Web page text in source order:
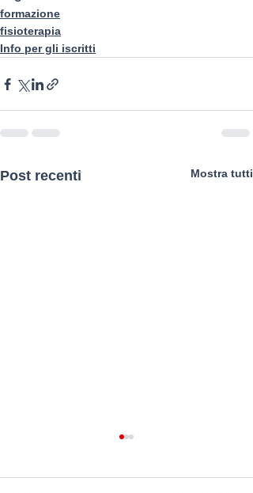
formazione
fisioterapia
Info per gli iscritti
Post recenti Mostra tutti